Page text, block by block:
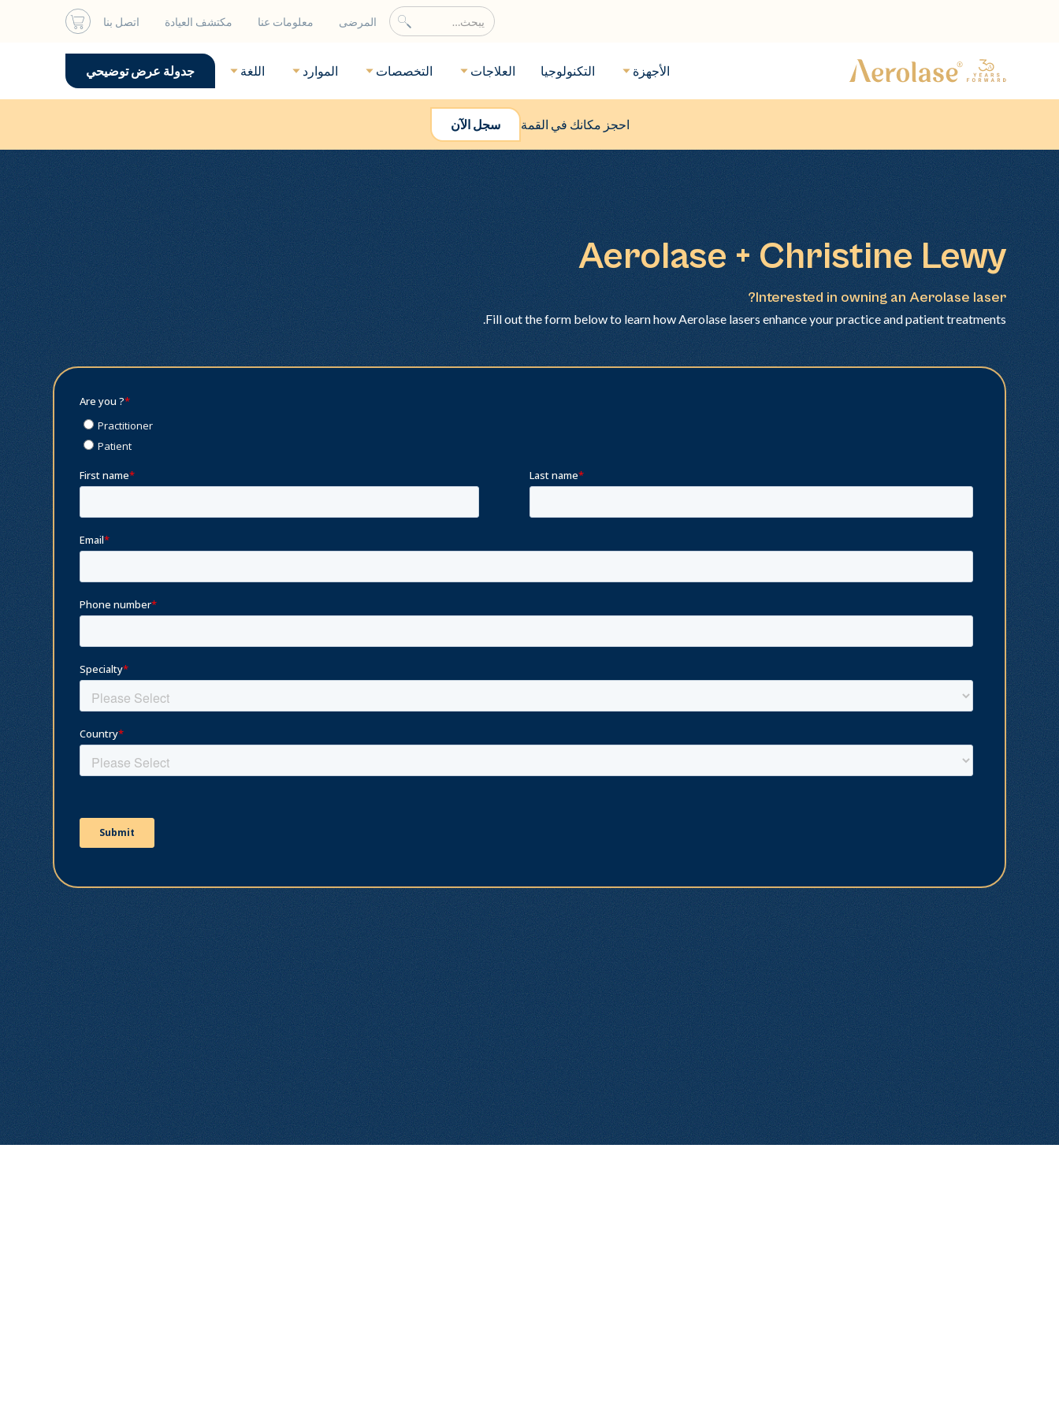
المرضى معلومات عنا مكتشف العيادة اتصل بنا
الأجهزة التكنولوجيا العلاجات التخصصات الموارد اللغة جدولة عرض توضيحي
احجز مكانك في القمة سجل الآن
Aerolase + Christine Lewy
Interested in owning an Aerolase laser?
Fill out the form below to learn how Aerolase lasers enhance your practice and patient treatments.